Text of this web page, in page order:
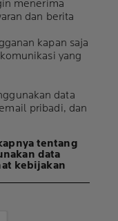
menerima
dan berita
kapan saja
yang
data
pribadi, dan
tentang
data
kebijakan